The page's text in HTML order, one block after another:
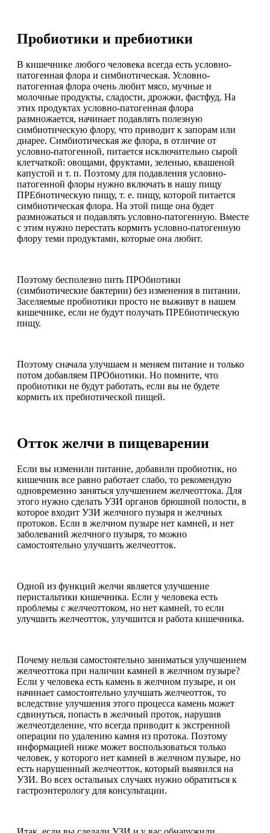
Пробиотики и пребиотики
В кишечнике любого человека всегда есть условно-
патогенная флора и симбиотическая. Условно-
патогенная флора очень любит мясо, мучные и
молочные продукты, сладости, дрожжи, фастфуд. На
этих продуктах условно-патогенная флора
размножается, начинает подавлять полезную
симбиотическую флору, что приводит к запорам или
диарее. Симбиотическая же флора, в отличие от
условно-патогенной, питается исключительно сырой
клетчаткой: овощами, фруктами, зеленью, квашеной
капустой и т. п. Поэтому для подавления условно-
патогенной флоры нужно включать в нашу пищу
ПРЕбиотическую пищу, т. е. пищу, которой питается
симбиотическая флора. На этой пище она будет
размножаться и подавлять условно-патогенную. Вместе
с этим нужно перестать кормить условно-патогенную
флору теми продуктами, которые она любит.
Поэтому бесполезно пить ПРОбиотики
(симбиотические бактерии) без изменения в питании.
Заселяемые пробиотики просто не выживут в нашем
кишечнике, если не будут получать ПРЕбиотическую
пищу.
Поэтому сначала улучшаем и меняем питание и только
потом добавляем ПРОбиотики. Но помните, что
пробиотики не будут работать, если вы не будете
кормить их пребиотической пищей.
Отток желчи в пищеварении
Если вы изменили питание, добавили пробиотик, но
кишечник все равно работает слабо, то рекомендую
одновременно заняться улучшением желчеоттока. Для
этого нужно сделать УЗИ органов брюшной полости, в
которое входит УЗИ желчного пузыря и желчных
протоков. Если в желчном пузыре нет камней, и нет
заболеваний желчного пузыря, то можно
самостоятельно улучшить желчеотток.
Одной из функций желчи является улучшение
перистальтики кишечника. Если у человека есть
проблемы с желчеоттоком, но нет камней, то если
улучшить желчеотток, улучшится и работа кишечника.
Почему нельзя самостоятельно заниматься улучшением
желчеоттока при наличии камней в желчном пузыре?
Если у человека есть камень в желчном пузыре, и он
начинает самостоятельно улучшать желчеотток, то
вследствие улучшения этого процесса камень может
сдвинуться, попасть в желчный проток, нарушив
желчеотделение, что всегда приводит к экстренной
операции по удалению камня из протока. Поэтому
информацией ниже может воспользоваться только
человек, у которого нет камней в желчном пузыре, но
есть нарушенный желчеотток, который выявился на
УЗИ. Во всех остальных случаях нужно обратиться к
гастроэнтерологу для консультации.